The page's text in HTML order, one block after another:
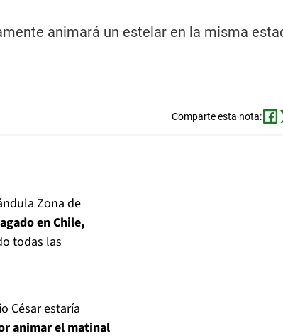
animará un estelar en la misma
Comparte esta nota:
Zona de
en Chile,
todas las
César estaría
animar el matinal